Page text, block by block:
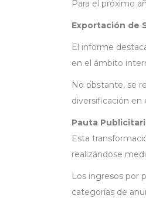
Para el próximo
Exportación de
El informe
en el ámbito
No obstante, se
diversificación en
Pauta
Esta
realizándose
Los ingresos por
categorías de